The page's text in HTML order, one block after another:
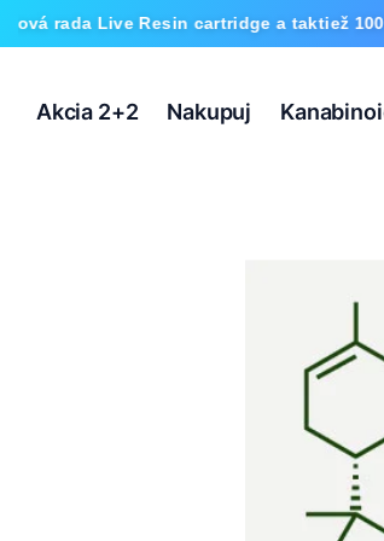
Resin cartridge a taktiež 100% prírodná
Akcia 2+2 Nakupuj